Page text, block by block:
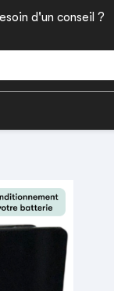
d'un conseil ?